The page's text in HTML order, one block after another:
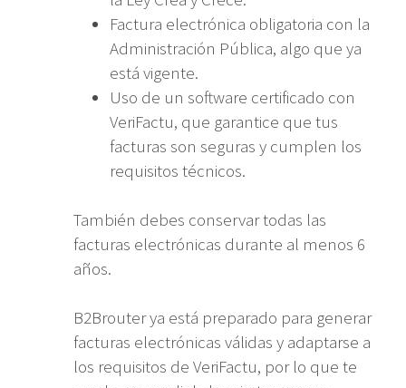
Factura electrónica obligatoria con la
Administración Pública, algo que ya
está vigente.
Uso de un software certificado con
VeriFactu, que garantice que tus
facturas son seguras y cumplen los
requisitos técnicos.
También debes conservar todas las
facturas electrónicas durante al menos 6
años.
B2Brouter ya está preparado para generar
facturas electrónicas válidas y adaptarse a
los requisitos de VeriFactu, por lo que te